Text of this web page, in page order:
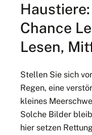
Chance
Lesen,
Stellen Sie sich
Regen, eine
kleines
Solche Bilder
hier setzen